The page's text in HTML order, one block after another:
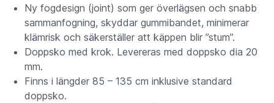
Ny fogdesign (joint) som ger överlägsen och snabb
sammanfogning, skyddar gummibandet, minimerar
klämrisk och säkerställer att käppen blir ”stum”.
Doppsko med krok. Levereras med doppsko dia 20
mm.
Finns i längder 85 – 135 cm inklusive standard
doppsko.